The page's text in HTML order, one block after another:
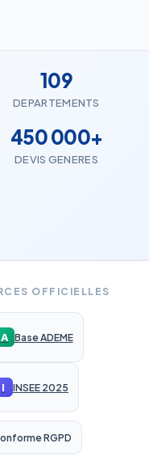
109
DEPARTEMENTS
450 000+
DEVIS GENERES
OFFICIELLES
A Base ADEME
I INSEE 2025
RGPD